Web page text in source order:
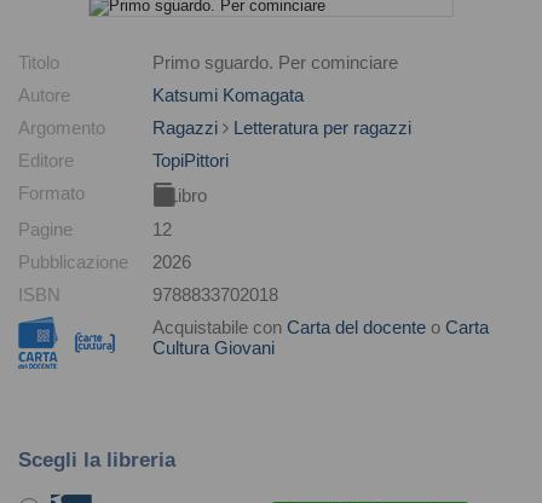
Titolo
Primo sguardo. Per cominciare
Autore
Katsumi Komagata
Argomento
Ragazzi
Letteratura per ragazzi
Editore
TopiPittori
Formato
Libro
Pagine
12
Pubblicazione
2026
ISBN
9788833702018
Acquistabile con Carta del docente o Carta
Cultura Giovani
Scegli la libreria